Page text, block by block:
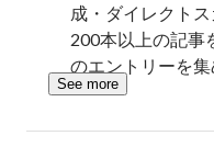
成・ダイレクトス
200本以上の記事
のエントリーを集
See more